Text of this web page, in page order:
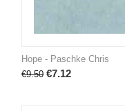
Hope - Paschke Chris
€9.50 €7.12